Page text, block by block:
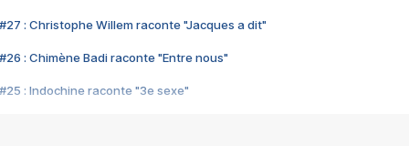
#27 : Christophe Willem raconte "Jacques a dit"
#26 : Chimène Badi raconte "Entre nous"
#25 : Indochine raconte "3e sexe"